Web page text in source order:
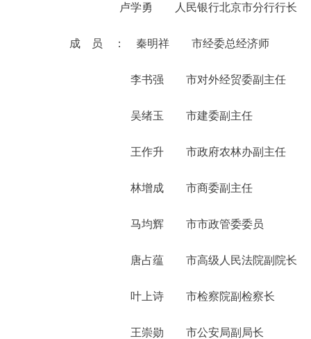
卢学勇 人民银行北京市分行行长
成 员 ： 秦明祥 市经委总经济师
李书强 市对外经贸委副主任
吴绪玉 市建委副主任
王作升 市政府农林办副主任
林增成 市商委副主任
马均辉 市市政管委委员
唐占蕴 市高级人民法院副院长
叶上诗 市检察院副检察长
王崇勋 市公安局副局长